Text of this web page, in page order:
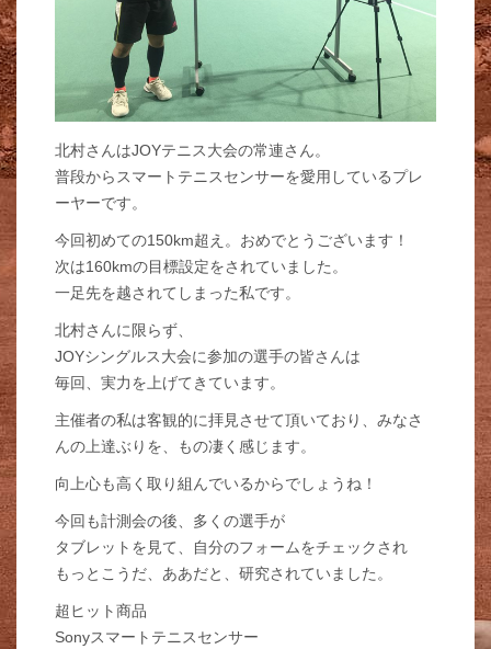
北村さんはJOYテニス大会の常連さん。
普段からスマートテニスセンサーを愛用しているプレ
ーヤーです。
今回初めての150km超え。おめでとうございます！
次は160kmの目標設定をされていました。
一足先を越されてしまった私です。
北村さんに限らず、
JOYシングルス大会に参加の選手の皆さんは
毎回、実力を上げてきています。
主催者の私は客観的に拝見させて頂いており、みなさ
んの上達ぶりを、もの凄く感じます。
向上心も高く取り組んでいるからでしょうね！
今回も計測会の後、多くの選手が
タブレットを見て、自分のフォームをチェックされ
もっとこうだ、ああだと、研究されていました。
超ヒット商品
Sonyスマートテニスセンサー